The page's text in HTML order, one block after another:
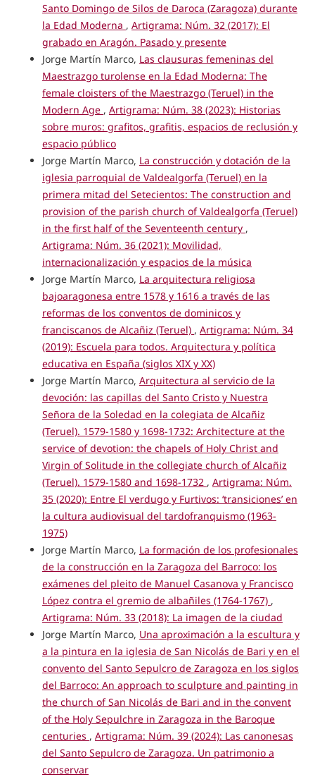
Santo Domingo de Silos de Daroca (Zaragoza) durante
la Edad Moderna , Artigrama: Núm. 32 (2017): El
grabado en Aragón. Pasado y presente
Jorge Martín Marco, Las clausuras femeninas del
Maestrazgo turolense en la Edad Moderna: The
female cloisters of the Maestrazgo (Teruel) in the
Modern Age , Artigrama: Núm. 38 (2023): Historias
sobre muros: grafitos, grafitis, espacios de reclusión y
espacio público
Jorge Martín Marco, La construcción y dotación de la
iglesia parroquial de Valdealgorfa (Teruel) en la
primera mitad del Setecientos: The construction and
provision of the parish church of Valdealgorfa (Teruel)
in the first half of the Seventeenth century ,
Artigrama: Núm. 36 (2021): Movilidad,
internacionalización y espacios de la música
Jorge Martín Marco, La arquitectura religiosa
bajoaragonesa entre 1578 y 1616 a través de las
reformas de los conventos de dominicos y
franciscanos de Alcañiz (Teruel) , Artigrama: Núm. 34
(2019): Escuela para todos. Arquitectura y política
educativa en España (siglos XIX y XX)
Jorge Martín Marco, Arquitectura al servicio de la
devoción: las capillas del Santo Cristo y Nuestra
Señora de la Soledad en la colegiata de Alcañiz
(Teruel). 1579-1580 y 1698-1732: Architecture at the
service of devotion: the chapels of Holy Christ and
Virgin of Solitude in the collegiate church of Alcañiz
(Teruel). 1579-1580 and 1698-1732 , Artigrama: Núm.
35 (2020): Entre El verdugo y Furtivos: ‘transiciones’ en
la cultura audiovisual del tardofranquismo (1963-
1975)
Jorge Martín Marco, La formación de los profesionales
de la construcción en la Zaragoza del Barroco: los
exámenes del pleito de Manuel Casanova y Francisco
López contra el gremio de albañiles (1764-1767) ,
Artigrama: Núm. 33 (2018): La imagen de la ciudad
Jorge Martín Marco, Una aproximación a la escultura y
a la pintura en la iglesia de San Nicolás de Bari y en el
convento del Santo Sepulcro de Zaragoza en los siglos
del Barroco: An approach to sculpture and painting in
the church of San Nicolás de Bari and in the convent
of the Holy Sepulchre in Zaragoza in the Baroque
centuries , Artigrama: Núm. 39 (2024): Las canonesas
del Santo Sepulcro de Zaragoza. Un patrimonio a
conservar